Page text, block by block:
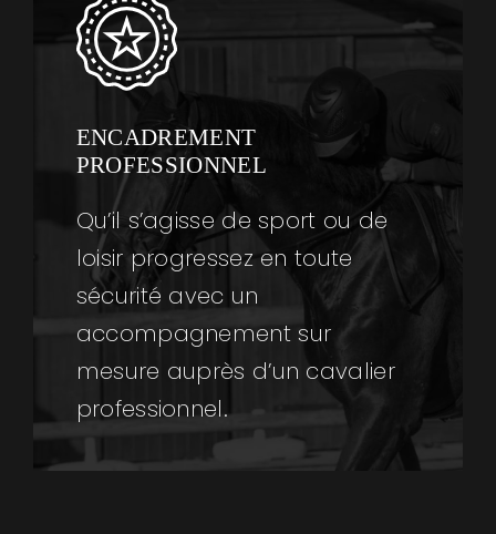
ENCADREMENT
PROFESSIONNEL
Qu’il s’agisse de sport ou de
loisir progressez en toute
sécurité avec un
accompagnement sur
mesure auprès d’un cavalier
professionnel.